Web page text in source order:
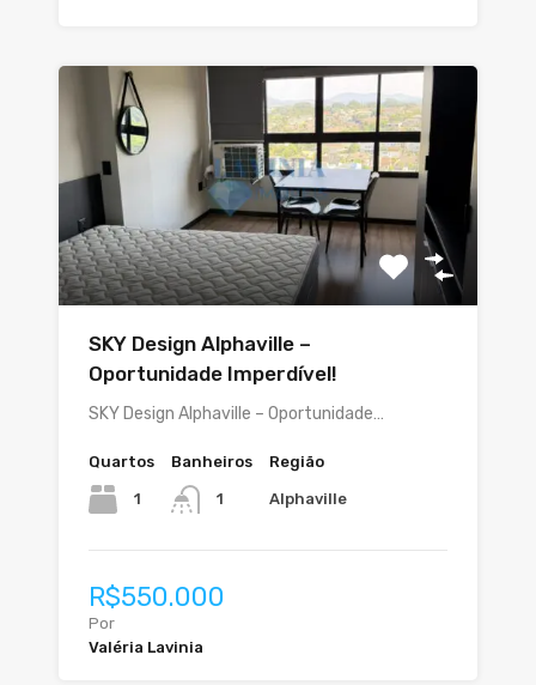
SKY Design Alphaville –
Oportunidade Imperdível!
SKY Design Alphaville – Oportunidade…
Quartos
1
Banheiros
1
Região
Alphaville
R$550.000
Por
Valéria Lavinia